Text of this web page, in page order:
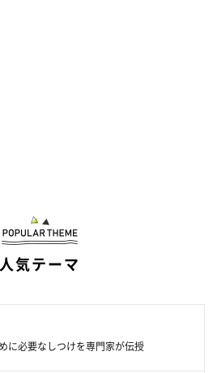
人気テーマ
に必要なしつけを専門家が伝授